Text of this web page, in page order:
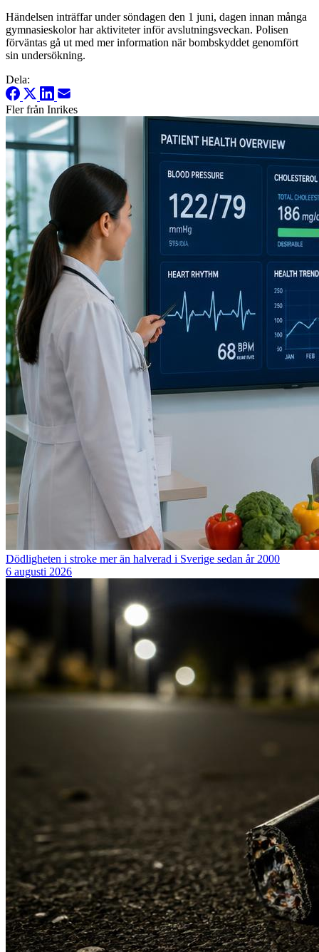
Händelsen inträffar under söndagen den 1 juni, dagen innan många
gymnasieskolor har aktiviteter inför avslutningsveckan. Polisen
förväntas gå ut med mer information när bombskyddet genomfört
sin undersökning.
Dela:
Fler från Inrikes
Dödligheten i stroke mer än halverad i Sverige sedan år 2000
6 augusti 2026